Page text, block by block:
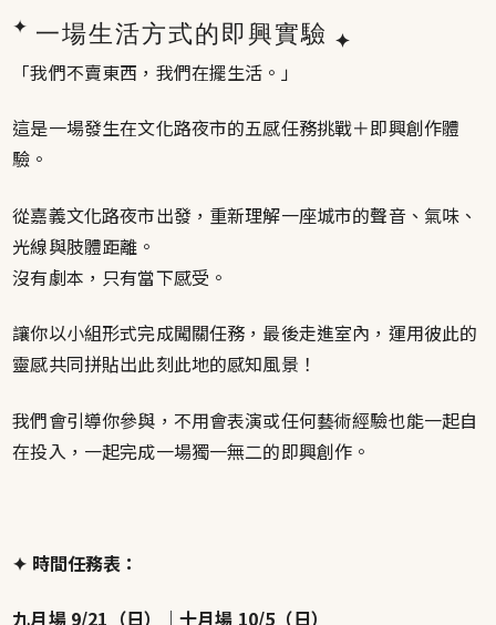
✦ 一場生活方式的即興實驗 ✦
「我們不賣東西，我們在擺生活。」
這是一場發生在文化路夜市的五感任務挑戰＋即興創作體
驗。
從嘉義文化路夜市出發，重新理解一座城市的聲音、氣味、
光線與肢體距離。
沒有劇本，只有當下感受。
讓你以小組形式完成闖關任務，最後走進室內，運用彼此的
靈感共同拼貼出此刻此地的感知風景！
我們會引導你參與，不用會表演或任何藝術經驗也能一起自
在投入，一起完成一場獨一無二的即興創作。
✦ 時間任務表：
九月場 9/21（日）｜十月場 10/5（日）